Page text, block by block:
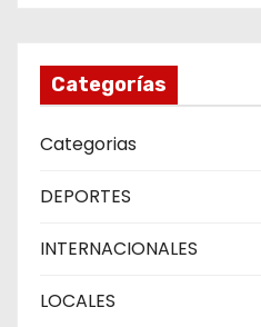
Categorías
Categorias
DEPORTES
INTERNACIONALES
LOCALES